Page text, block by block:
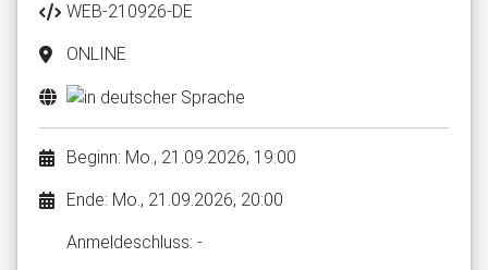
WEB-210926-DE
ONLINE
Beginn: Mo., 21.09.2026, 19:00
Ende: Mo., 21.09.2026, 20:00
Anmelde​schluss: -